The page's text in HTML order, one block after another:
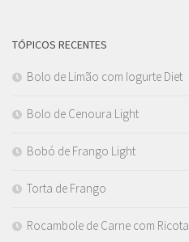
TÓPICOS RECENTES
Bolo de Limão com Iogurte Diet
Bolo de Cenoura Light
Bobó de Frango Light
Torta de Frango
Rocambole de Carne com Ricota